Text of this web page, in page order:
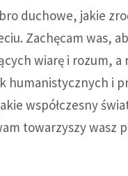
duchowe, jakie
Zachęcam was,
wiarę i rozum,
humanistycznych i
współczesny
towarzyszy wasz